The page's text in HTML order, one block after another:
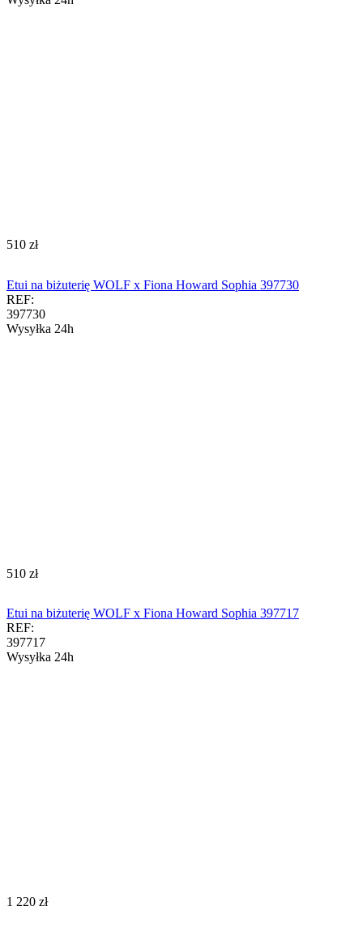
‍510‍ zł
Etui na biżuterię WOLF x Fiona Howard Sophia 397730
REF:
397730
Wysyłka 24h
‍510‍ zł
Etui na biżuterię WOLF x Fiona Howard Sophia 397717
REF:
397717
Wysyłka 24h
‍1 220‍ zł